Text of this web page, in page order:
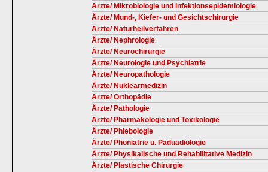
Ärzte/ Mikrobiologie und Infektionsepidemiologie
Ärzte/ Mund-, Kiefer- und Gesichtschirurgie
Ärzte/ Naturheilverfahren
Ärzte/ Nephrologie
Ärzte/ Neurochirurgie
Ärzte/ Neurologie und Psychiatrie
Ärzte/ Neuropathologie
Ärzte/ Nuklearmedizin
Ärzte/ Orthopädie
Ärzte/ Pathologie
Ärzte/ Pharmakologie und Toxikologie
Ärzte/ Phlebologie
Ärzte/ Phoniatrie u. Päduadiologie
Ärzte/ Physikalische und Rehabilitative Medizin
Ärzte/ Plastische Chirurgie